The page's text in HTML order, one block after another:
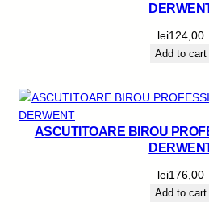
lei124,00
Add to cart
ASCUTITOARE BIROU
lei176,00
Add to cart